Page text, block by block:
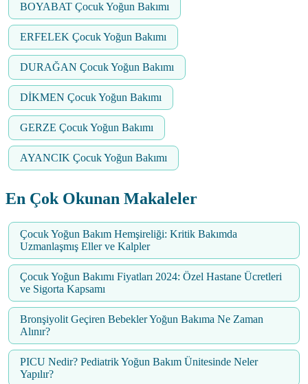
BOYABAT Çocuk Yoğun Bakımı
ERFELEK Çocuk Yoğun Bakımı
DURAĞAN Çocuk Yoğun Bakımı
DİKMEN Çocuk Yoğun Bakımı
GERZE Çocuk Yoğun Bakımı
AYANCIK Çocuk Yoğun Bakımı
En Çok Okunan Makaleler
Çocuk Yoğun Bakım Hemşireliği: Kritik Bakımda
Uzmanlaşmış Eller ve Kalpler
Çocuk Yoğun Bakımı Fiyatları 2024: Özel Hastane Ücretleri
ve Sigorta Kapsamı
Bronşiyolit Geçiren Bebekler Yoğun Bakıma Ne Zaman
Alınır?
PICU Nedir? Pediatrik Yoğun Bakım Ünitesinde Neler
Yapılır?